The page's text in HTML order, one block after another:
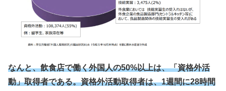
なんと、飲食店で働く外国人の50%以上は、「資格外活
動」取得者である。資格外活動取得者は、1週間に28時間